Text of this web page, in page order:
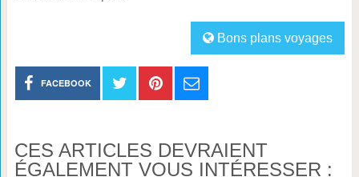
Bons plans voyages
FACEBOOK
CES ARTICLES DEVRAIENT
ÉGALEMENT VOUS INTÉRESSER :